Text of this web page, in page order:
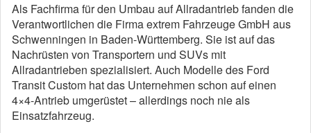
Als Fachfirma für den Umbau auf Allradantrieb fanden die
Verantwortlichen die Firma extrem Fahrzeuge GmbH aus
Schwenningen in Baden-Württemberg. Sie ist auf das
Nachrüsten von Transportern und SUVs mit
Allradantrieben spezialisiert. Auch Modelle des Ford
Transit Custom hat das Unternehmen schon auf einen
4×4-Antrieb umgerüstet – allerdings noch nie als
Einsatzfahrzeug.